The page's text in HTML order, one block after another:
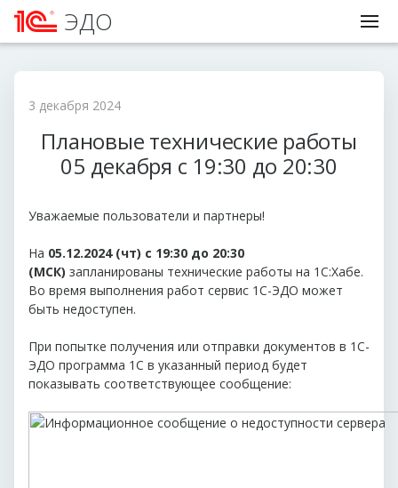
ЭДО
3 декабря 2024
Плановые технические работы
05 декабря с 19:30 до 20:30
Уважаемые пользователи и партнеры!
На 05.12.2024 (чт) с 19:30 до 20:30
(МСК) запланированы технические работы на 1С:Хабе.
Во время выполнения работ сервис 1С-ЭДО может
быть недоступен.
При попытке получения или отправки документов в 1С-
ЭДО программа 1С в указанный период будет
показывать соответствующее сообщение: